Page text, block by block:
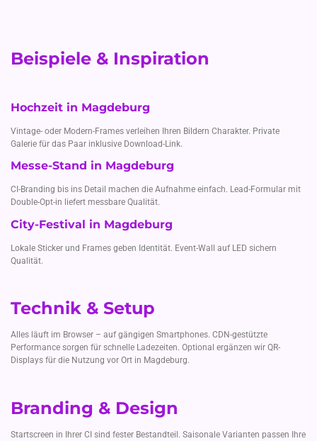
Beispiele & Inspiration
Hochzeit in Magdeburg
Vintage- oder Modern-Frames verleihen Ihren Bildern Charakter. Private
Galerie für das Paar inklusive Download-Link.
Messe-Stand in Magdeburg
CI-Branding bis ins Detail machen die Aufnahme einfach. Lead-Formular mit
Double-Opt-in liefert messbare Qualität.
City-Festival in Magdeburg
Lokale Sticker und Frames geben Identität. Event-Wall auf LED sichern
Qualität.
Technik & Setup
Alles läuft im Browser – auf gängigen Smartphones. CDN-gestützte
Performance sorgen für schnelle Ladezeiten. Optional ergänzen wir QR-
Displays für die Nutzung vor Ort in Magdeburg.
Branding & Design
Startscreen in Ihrer CI sind fester Bestandteil. Saisonale Varianten passen Ihre